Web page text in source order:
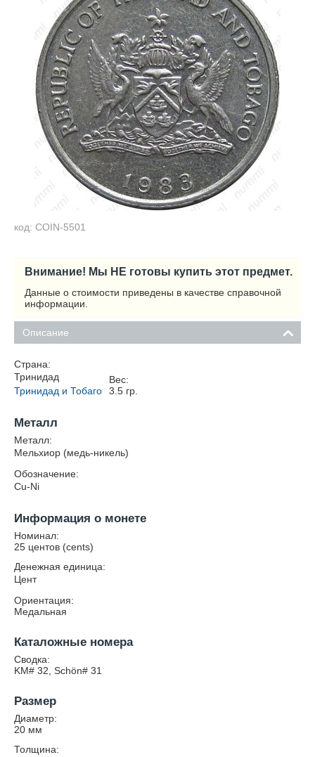
код: COIN-5501
Внимание! Мы НЕ готовы купить этот предмет.
Данные о стоимости приведены в качестве справочной
информации.
Описание
Страна:
Тринидад
Тринидад и Тобаго
Вес:
3.5гр.
Металл
Металл:
Мельхиор (медь-никель)
Обозначение:
Cu-Ni
Информация о монете
Номинал:
25 центов (cents)
Денежная единица:
Цент
Ориентация:
Медальная
Каталожные номера
Сводка:
KM# 32, Schön# 31
Размер
Диаметр:
20 мм
Толщина: